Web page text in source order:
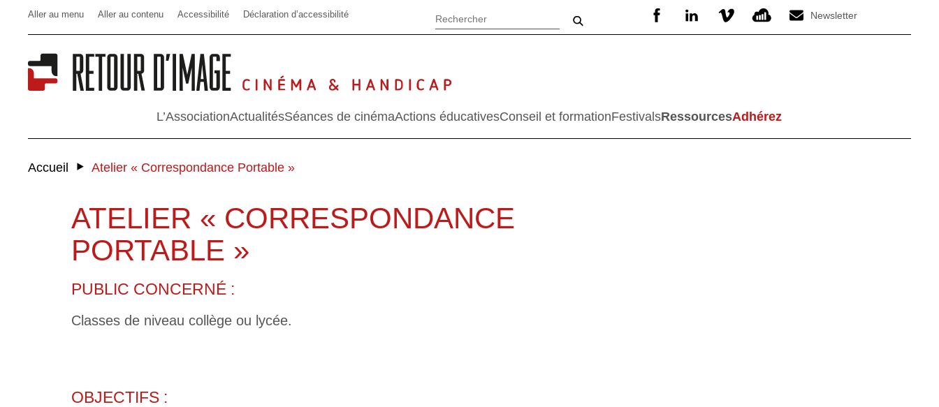
Aller au menu Aller au contenu Accessibilité Déclaration d’accessibilité Newsletter
L’AssociationActualitésSéances de cinémaActions éducativesConseil et formationFestivalsRessourcesAdhérez
Accueil ‣ Atelier « Correspondance Portable »
ATELIER « CORRESPONDANCE
PORTABLE »
PUBLIC CONCERNÉ :
Classes de niveau collège ou lycée.
OBJECTIFS :